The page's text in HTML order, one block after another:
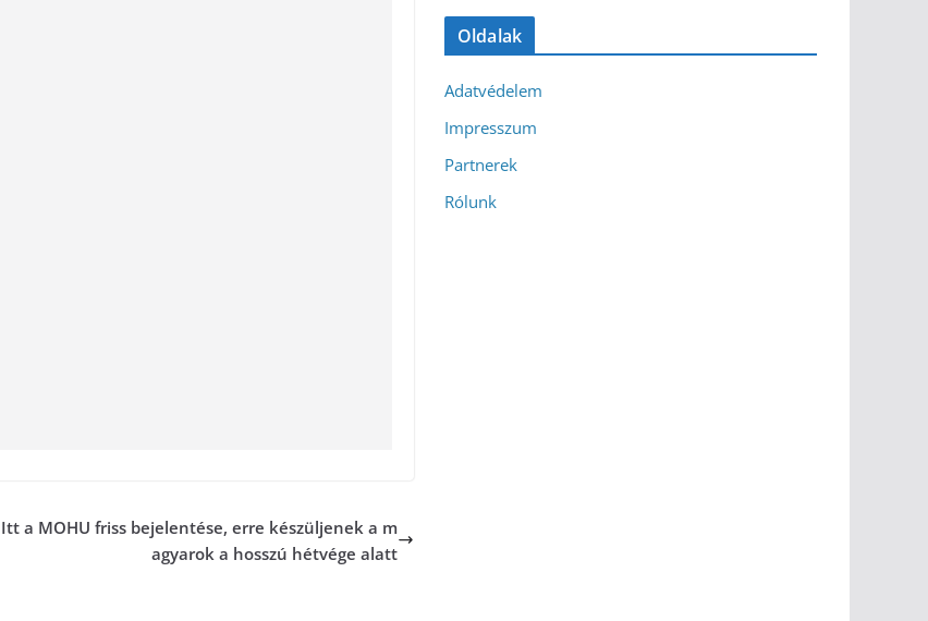
Itt a MOHU friss bejelentése, erre készüljenek a m
agyarok a hosszú hétvége alatt
Oldalak
Adatvédelem
Impresszum
Partnerek
Rólunk